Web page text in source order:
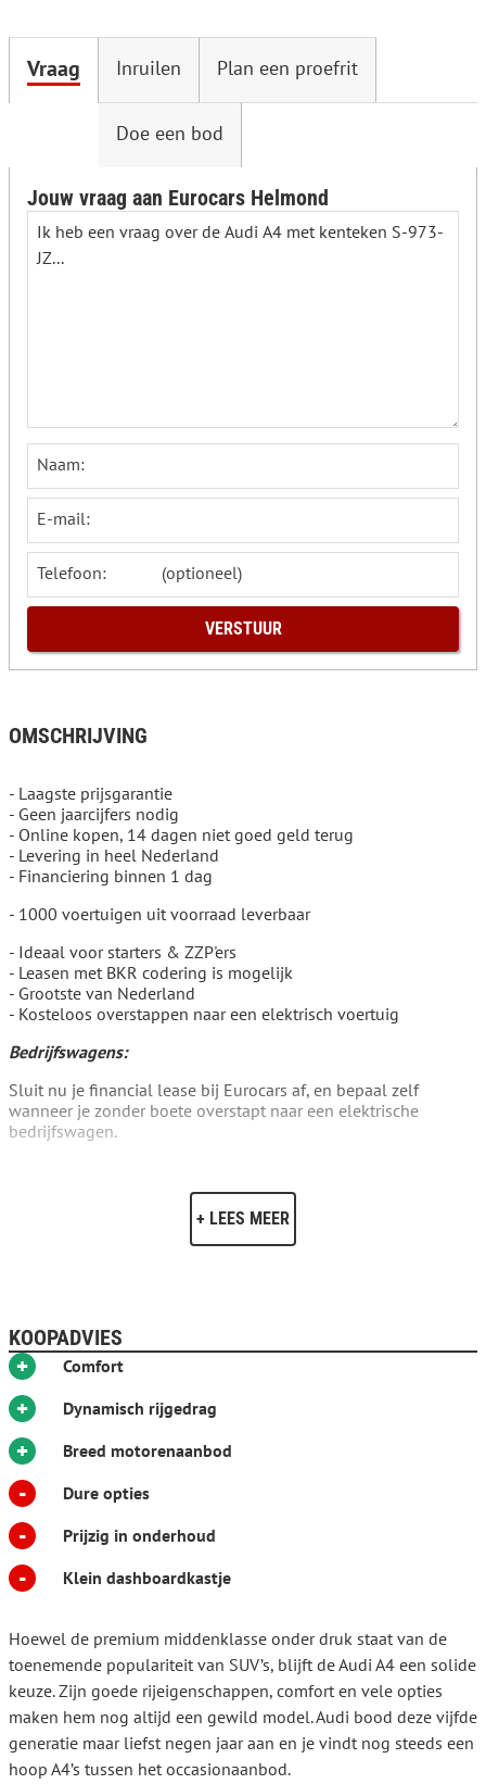
Vraag Inruilen Plan een proefrit
Doe een bod
Jouw vraag aan Eurocars Helmond
Naam:
E-mail:
Telefoon:
OMSCHRIJVING
- Laagste prijsgarantie
- Geen jaarcijfers nodig
- Online kopen, 14 dagen niet goed geld terug
- Levering in heel Nederland
- Financiering binnen 1 dag
- 1000 voertuigen uit voorraad leverbaar
- Ideaal voor starters & ZZP'ers
- Leasen met BKR codering is mogelijk
- Grootste van Nederland
- Kosteloos overstappen naar een elektrisch voertuig
Bedrijfswagens:
Sluit nu je financial lease bij Eurocars af, en bepaal zelf
wanneer je zonder boete overstapt naar een elektrische
bedrijfswagen.
Of dat nu na 12, 25 of 41 maanden is... het maakt ons niets uit.
Bij Eurocars krijg je geen last van Milieuzones.
Onze klanten waarderen ons met een 4.9 van de 5 sterren op
Met vriendelijke groet,
Team Eurocars
Aanvullende opties en accessoires
Navigatiesysteem full map
voorstoelen verwarmd
Achterbank in 3 delen neerklapbaar
aluminium delen exterieur
binnenspiegel automatisch dimmend
Bluetooth telefoonvoorbereiding
Dynamische knipperlichten
schakelmogelijkheid aan stuurwiel
Tour pakket (file assistent, Rijstrooksensor met correctie)
Trekhaak Inklapbaar
WiFi voorbereiding
Meer informatie
Algemene informatie
Modelreeks:2019 - 2024
+ LEES MEER
KOOPADVIES
+ Comfort
+ Dynamisch rijgedrag
+ Breed motorenaanbod
- Dure opties
- Prijzig in onderhoud
- Klein dashboardkastje
Hoewel de premium middenklasse onder druk staat van de
toenemende populariteit van SUV’s, blijft de Audi A4 een solide
keuze. Zijn goede rijeigenschappen, comfort en vele opties
maken hem nog altijd een gewild model. Audi bood deze vijfde
generatie maar liefst negen jaar aan en je vindt nog steeds een
hoop A4’s tussen het occasionaanbod.